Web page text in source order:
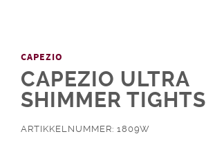
CAPEZIO
CAPEZIO ULTRA
SHIMMER TIGHTS
ARTIKKELNUMMER: 1809W